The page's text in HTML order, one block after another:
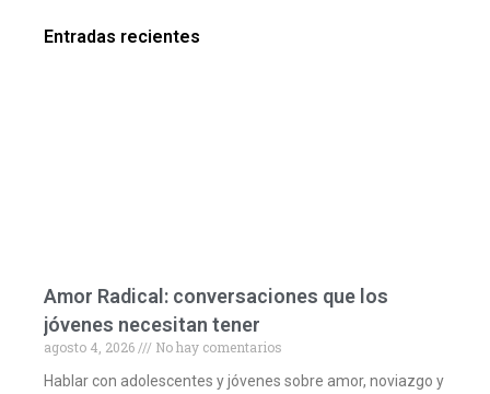
Entradas recientes
Amor Radical: conversaciones que los
jóvenes necesitan tener
agosto 4, 2026
No hay comentarios
Hablar con adolescentes y jóvenes sobre amor, noviazgo y